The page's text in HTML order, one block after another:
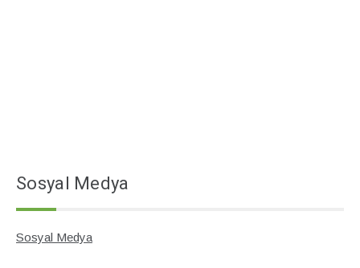
Sosyal Medya
Sosyal Medya